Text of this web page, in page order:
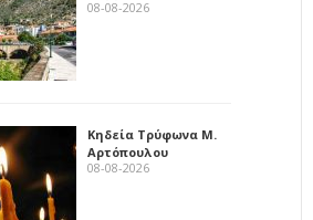
08-08-2026
Κηδεία Τρύφωνα Μ.
Αρτόπουλου
08-08-2026